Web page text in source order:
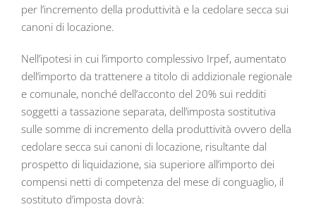
per l’incremento della produttività e la cedolare secca sui
canoni di locazione.
Nell’ipotesi in cui l’importo complessivo Irpef, aumentato
dell’importo da trattenere a titolo di addizionale regionale
e comunale, nonché dell’acconto del 20% sui redditi
soggetti a tassazione separata, dell’imposta sostitutiva
sulle somme di incremento della produttività ovvero della
cedolare secca sui canoni di locazione, risultante dal
prospetto di liquidazione, sia superiore all’importo dei
compensi netti di competenza del mese di conguaglio, il
sostituto d’imposta dovrà: